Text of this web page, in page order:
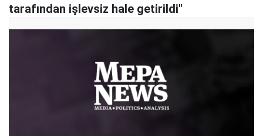
tarafından işlevsiz hale getirildi"